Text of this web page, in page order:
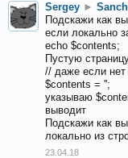
Sergey ►
Подскажи как
если локально
echo $contents;
Пустую
// даже если нет
$contents = '';
указываю
выводит
Подскажи как
локально из
23.04.18